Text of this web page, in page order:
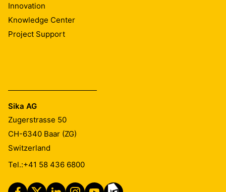
Innovation
Knowledge Center
Project Support
Sika AG
Zugerstrasse 50
CH-6340 Baar (ZG)
Switzerland
Tel.:+41 58 436 6800